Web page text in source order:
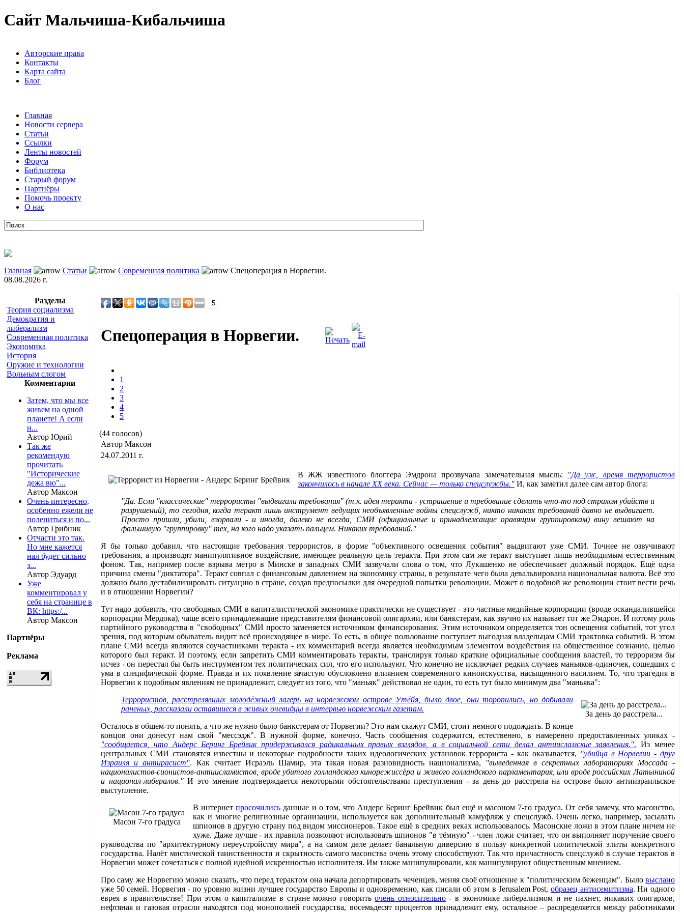
Сайт Мальчиша-Кибальчиша
Авторские права
Контакты
Карта сайта
Блог
Главная
Новости сервера
Статьи
Ссылки
Ленты новостей
Форум
Библиотека
Старый форум
Партнёры
Помочь проекту
О нас
Главная Статьи Современная политика
Спецоперация в Норвегии.
08.08.2026 г.
Разделы
Теория социализма
Демократия и
либерализм
Современная политика
Экономика
История
Оружие и технологии
Вольным слогом
Комментарии
Затем, что мы все
живем на одной
планете! А если
н...
Автор Юрий
Так же
рекомендую
прочитать
"Исторические
дежа вю"...
Автор Максон
Очень интересно,
особенно ежели не
полениться и по...
Автор Грибник
Отчасти это так.
Но мне кажется
нал будет сильно
з...
Автор Эдуард
Уже
комментировал у
себя на странице в
ВК: https:/...
Автор Максон
Партнёры
Реклама
5
Спецоперация в Норвегии.
1
2
3
4
5
(44 голосов)
Автор Максон
24.07.2011 г.
В ЖЖ известного блоггера Эмдрона прозвучала замечательная мысль:
"Да уж, время террористов
закончилось в начале ХХ века. Сейчас — только спецслужбы." И, как заметил далее сам автор блога:
"Да. Если "классические" террористы "выдвигали требования" (т.к. идея теракта - устрашение и требование сделать что-то под страхом убийств и
разрушений), то сегодня, когда теракт лишь инструмент ведущих необъявленные войны спецслужб, никто никаких требований давно не выдвигает.
Просто пришли, убили, взорвали - и иногда, далеко не всегда, СМИ (официальные и принадлежащие правящим группировкам) вину вешают на
фальшивую "группировку" тех, на кого надо указать пальцем. Никаких требований."
Я бы только добавил, что настоящие требования террористов, в форме "объективного освещения события" выдвигают уже СМИ. Точнее не озвучивают
требования, а производят манипулятивное воздействие, имеющее реальную цель теракта. При этом сам же теракт выступает лишь необходимым естественным
фоном. Так, например после взрыва метро в Минске в западных СМИ зазвучали слова о том, что Лукашенко не обеспечивает должный порядок. Ещё одна
причина смены "диктатора". Теракт совпал с финансовым давлением на экономику страны, в результате чего была девальвирована национальная валюта. Всё это
должно было дестабилизировать ситуацию в стране, создав предпосылки для очередной попытки революции. Может о подобной же революции стоит вести речь
и в отношении Норвегии?
Тут надо добавить, что свободных СМИ в капиталистической экономике практически не существует - это частные медийные корпорации (вроде оскандалившейся
корпорации Мердока), чаще всего принадлежащие представителям финансовой олигархии, или банкстерам, как звучно их называет тот же Эмдрон. И потому роль
партийного руководства в "свободных" СМИ просто заменяется источником финансирования. Этим источником определяется тон освещения событий, тот угол
зрения, под которым обыватель видит всё происходящее в мире. То есть, в общее пользование поступает выгодная владельцам СМИ трактовка событий. В этом
плане СМИ всегда являются соучастниками теракта - их комментарий всегда является необходимым элементом воздействия на общественное сознание, целью
которого был теракт. И поэтому, если запретить СМИ комментировать теракты, транслируя только краткие официальные сообщения властей, то терроризм бы
исчез - он перестал бы быть инструментом тех политических сил, что его используют. Что конечно не исключает редких случаев маньяков-одиночек, сошедших с
ума в специфической форме. Правда и их появление зачастую обусловлено влиянием современного киноискусства, насыщенного насилием. То, что трагедия в
Норвегии к подобным явлениям не принадлежит, следует из того, что "маньяк" действовал не один, то есть тут было минимум два "маньяка":
За день до расстрела...
Террористов, расстрелявших молодёжный лагерь на норвежском острове Утёйя, было двое, они торопились, но добивали
раненых, рассказали оставшиеся в живых очевидцы в интервью норвежским газетам.
Осталось в общем-то понять, а что же нужно было банкстерам от Норвегии? Это нам скажут СМИ, стоит немного подождать. В конце
концов они донесут нам свой "мессэдж". В нужной форме, конечно. Часть сообщения содержится, естественно, в намеренно предоставленных уликах -
"сообщается, что Андерс Беринг Брейвик придерживался радикальных правых взглядов, а в социальной сети делал антиисламские заявления.". Из менее
центральных СМИ становятся известны и некоторые подробности таких идеологических установок террориста - как оказывается, "убийца в Норвегии - друг
Израиля и антирасист". Как считает Исраэль Шамир, эта такая новая разновидность национализма,
"выведенная в секретных лабораториях Моссада -
националистов-сионистов-антиисламистов, вроде убитого голландского кинорежиссёра и живого голландского парламентария, или вроде российских Латыниной
и национал-либералов."И это мнение подтверждается некоторыми обстоятельствами преступления - за день до расстрела на острове было антиизраильское
выступление.
Масон 7-го градуса
В интернетпросочились данные и о том, что Андерс Беринг Брейвик был ещё и масоном 7-го градуса. От себя замечу, что масонство,
как и многие религиозные организации, используется как дополнительный камуфляж у спецслужб. Очень легко, например, засылать
шпионов в другую страну под видом миссионеров. Такое ещё в средних веках использовалось. Масонские ложи в этом плане ничем не
хуже. Даже лучше - их правила позволяют использовать шпионов "в тёмную" - член ложи считает, что он выполняет поручение своего
руководства по "архитектурному переустройству мира", а на самом деле делает банальную диверсию в пользу конкретной политической элиты конкретного
государства. Налёт мистической таинственности и скрытность самого масонства очень этому способствуют. Так что причастность спецслужб в случае терактов в
Норвегии может сочетаться с полной идейной искренностью исполнителя. Им также манипулировали, как манипулируют общественным мнением.
Про саму же Норвегию можно сказать, что перед терактом она начала депортировать чеченцев, меняя своё отношение к "политическим беженцам". Было выслано
уже 50 семей. Норвегия - по уровню жизни лучшее государство Европы и одновременно, как писали об этом в Jerusalem Post, образец антисемитизма. Ни одного
еврея в правительстве! При этом о капитализме в стране можно говоритьочень относительно- в экономике либерализмом и не пахнет, никаких олигархов,
нефтяная и газовая отрасли находятся под монополией государства, восемьдесят процентов принадлежит ему, остальное – распределяется между работниками